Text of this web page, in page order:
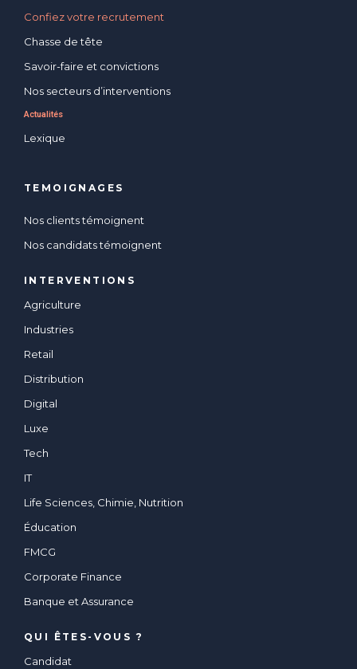
Confiez votre recrutement
Chasse de tête
Savoir-faire et convictions
Nos secteurs d’interventions
Actualités
Lexique
TEMOIGNAGES
Nos clients témoignent
Nos candidats témoignent
INTERVENTIONS
Agriculture
Industries
Retail
Distribution
Digital
Luxe
Tech
IT
Life Sciences, Chimie, Nutrition
Éducation
FMCG
Corporate Finance
Banque et Assurance
QUI ÊTES-VOUS ?
Candidat